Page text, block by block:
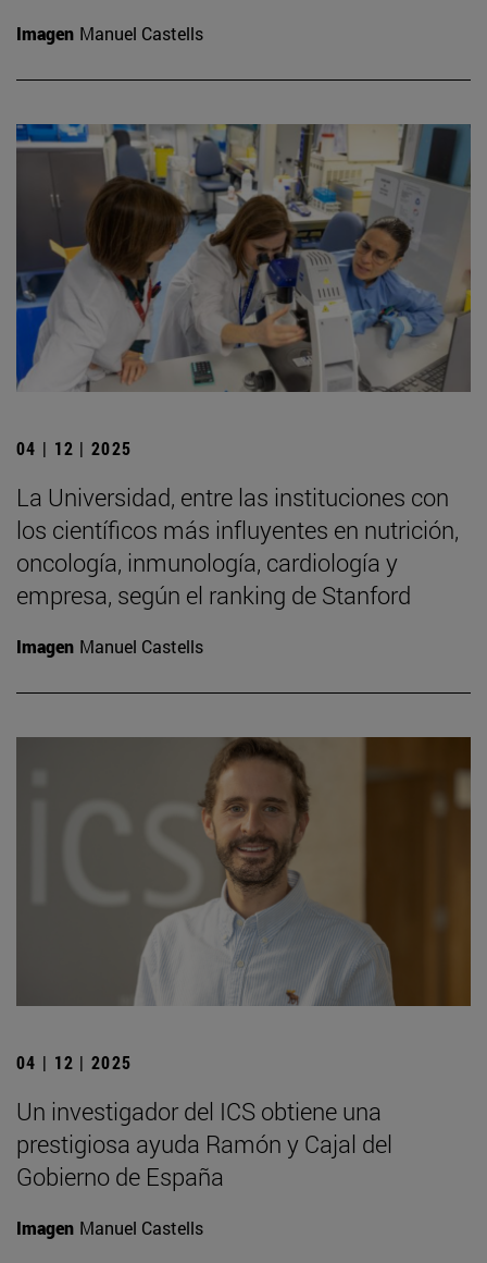
Imagen Manuel Castells
04 | 12 | 2025
La Universidad, entre las instituciones con
los científicos más influyentes en nutrición,
oncología, inmunología, cardiología y
empresa, según el ranking de Stanford
Imagen Manuel Castells
04 | 12 | 2025
Un investigador del ICS obtiene una
prestigiosa ayuda Ramón y Cajal del
Gobierno de España
Imagen Manuel Castells